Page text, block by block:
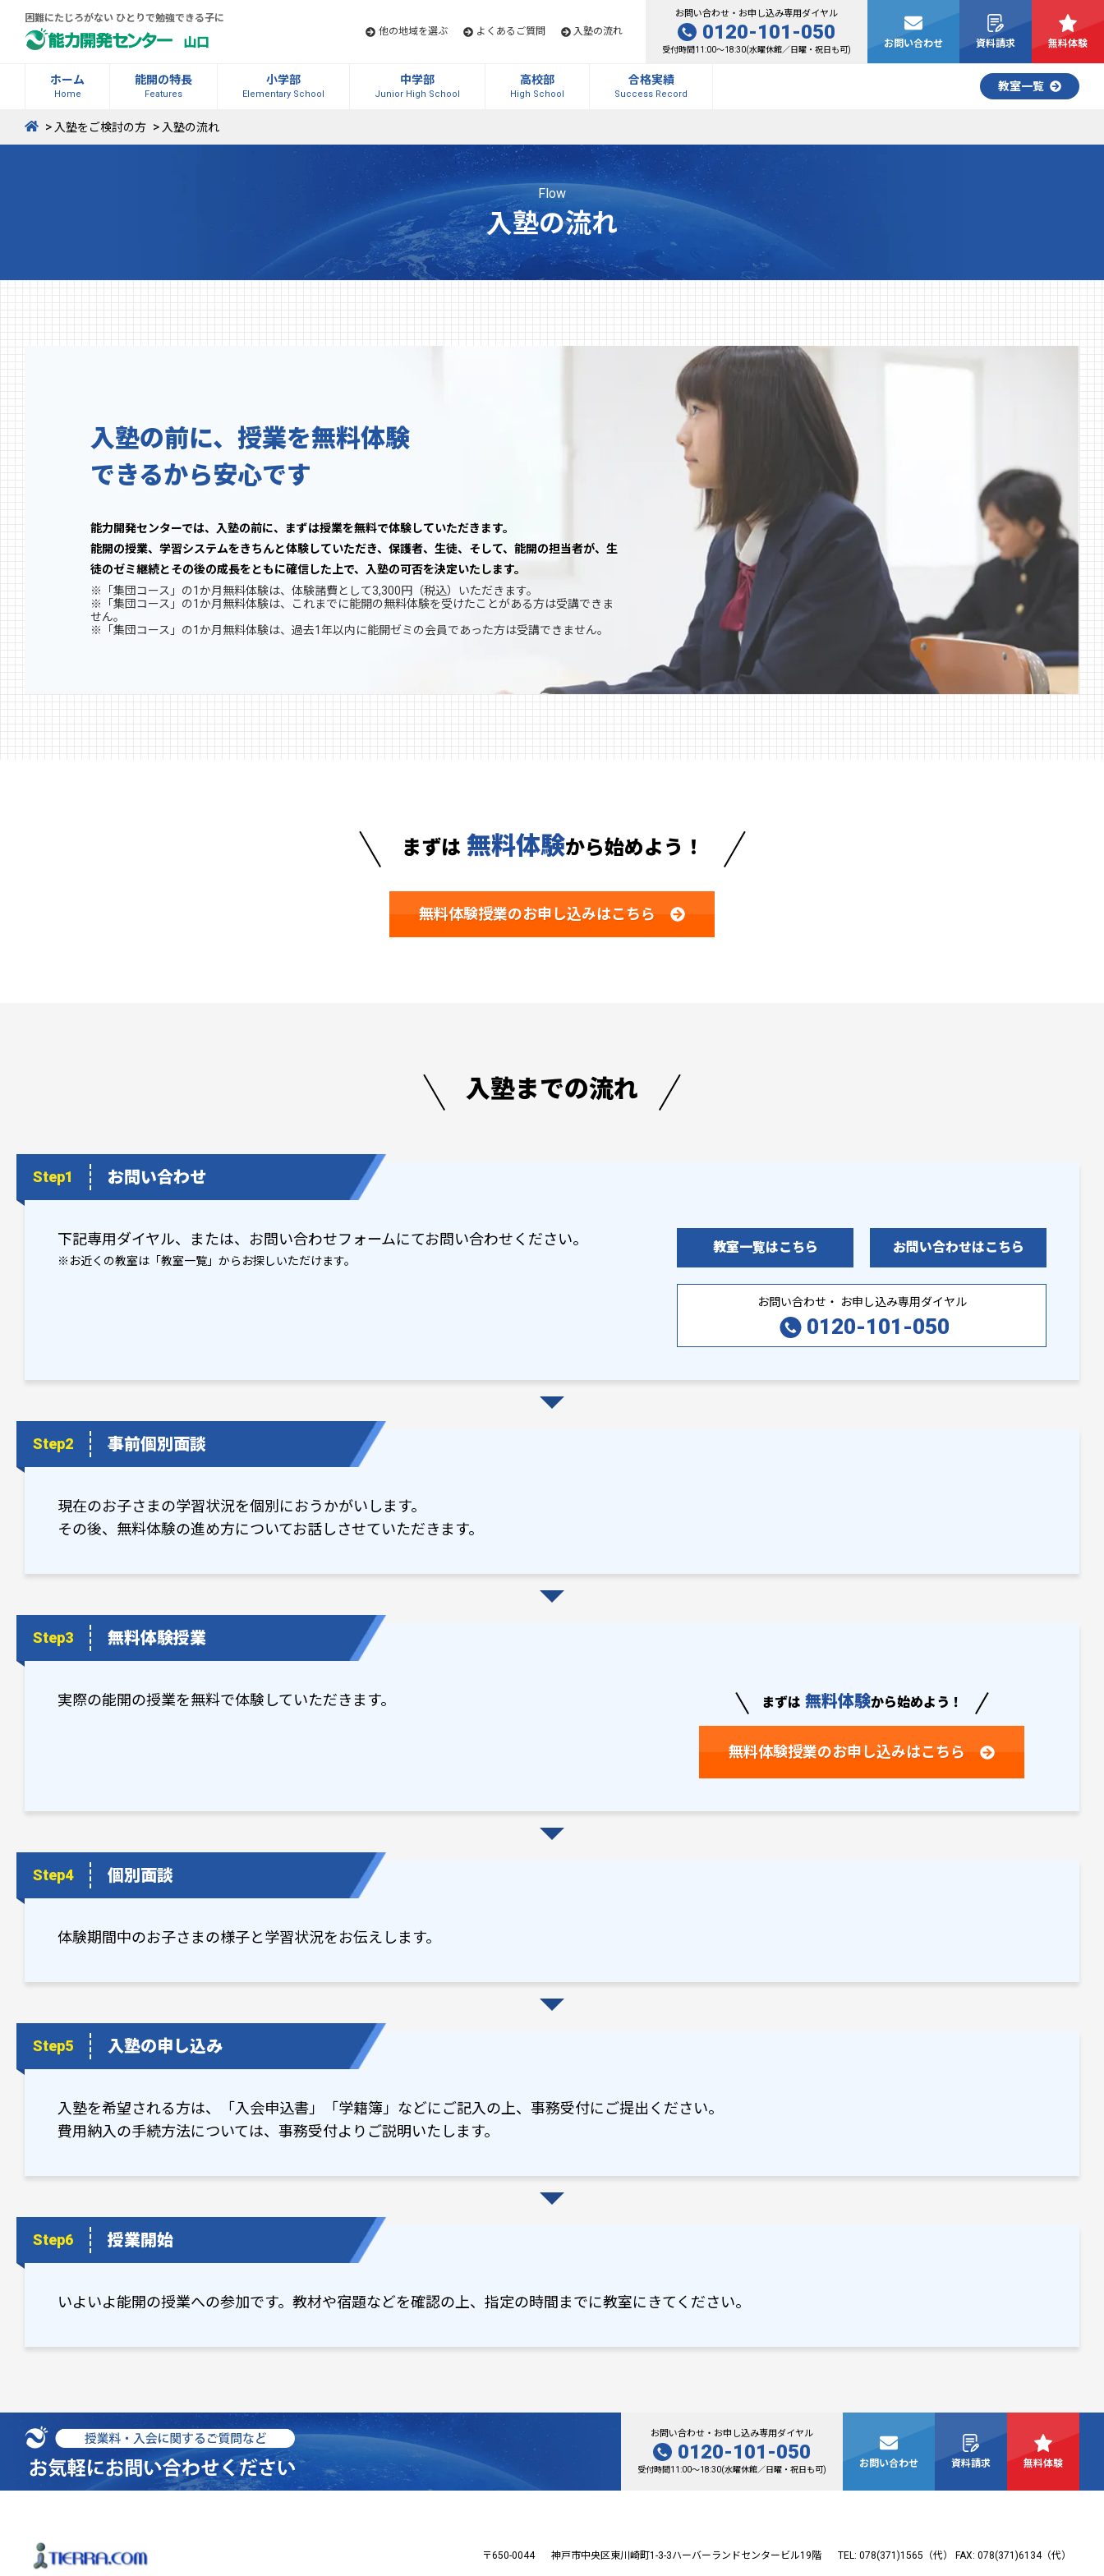
困難にたじろがない ひとりで勉強できる子に
山口
他の地域を選ぶ よくあるご質問 入塾の流れ
お問い合わせ・お申し込み専用ダイヤル
0120-101-050
受付時間11:00～18:30(水曜休館／日曜・祝日も可)
お問い合わせ 資料請求 無料体験
ホーム
Home
能開の特長
Features
小学部
Elementary School
中学部
Junior High School
高校部
High School
合格実績
Success Record
教室一覧
> 入塾をご検討の方 > 入塾の流れ
Flow
入塾の流れ
入塾の前に、授業を無料体験
できるから安心です
能力開発センターでは、入塾の前に、まずは授業を無料で体験していただきます。
能開の授業、学習システムをきちんと体験していただき、保護者、生徒、そして、能開の担当者が、生
徒のゼミ継続とその後の成長をともに確信した上で、入塾の可否を決定いたします。
※「集団コース」の1か月無料体験は、体験諸費として3,300円（税込）いただきます。
※「集団コース」の1か月無料体験は、これまでに能開の無料体験を受けたことがある方は受講できま
せん。
※「集団コース」の1か月無料体験は、過去1年以内に能開ゼミの会員であった方は受講できません。
まずは 無料体験から始めよう！
無料体験授業のお申し込みはこちら
入塾までの流れ
Step1 お問い合わせ
下記専用ダイヤル、または、お問い合わせフォームにてお問い合わせください。
※お近くの教室は「教室一覧」からお探しいただけます。
教室一覧はこちら お問い合わせはこちら
お問い合わせ・ お申し込み専用ダイヤル
0120-101-050
Step2 事前個別面談
現在のお子さまの学習状況を個別におうかがいします。
その後、無料体験の進め方についてお話しさせていただきます。
Step3 無料体験授業
実際の能開の授業を無料で体験していただきます。 まずは 無料体験から始めよう！
無料体験授業のお申し込みはこちら
Step4 個別面談
体験期間中のお子さまの様子と学習状況をお伝えします。
Step5 入塾の申し込み
入塾を希望される方は、「入会申込書」「学籍簿」などにご記入の上、事務受付にご提出ください。
費用納入の手続方法については、事務受付よりご説明いたします。
Step6 授業開始
いよいよ能開の授業への参加です。教材や宿題などを確認の上、指定の時間までに教室にきてください。
お問い合わせ・お申し込み専用ダイヤル
0120-101-050
受付時間11:00～18:30(水曜休館／日曜・祝日も可)
お問い合わせ 資料請求 無料体験
〒650-0044 神戸市中央区東川崎町1-3-3ハーバーランドセンタービル19階 TEL: 078(371)1565（代） FAX: 078(371)6134（代）